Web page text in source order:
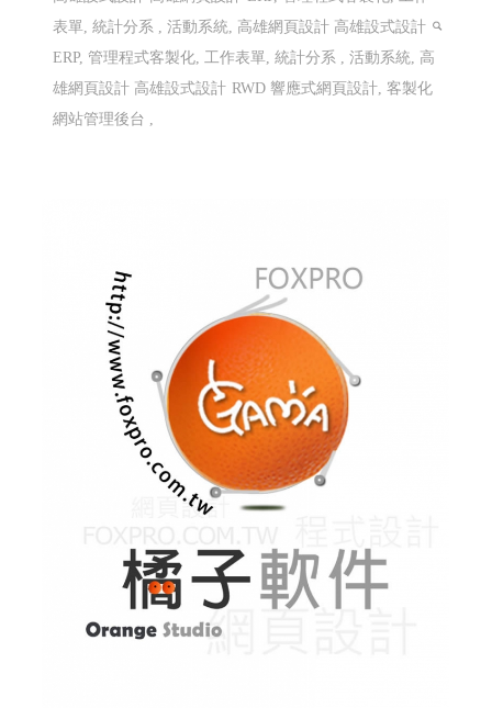
表單, 統計分系 , 活動系統, 高雄網頁設計 高雄設式設計
ERP, 管理程式客製化, 工作表單, 統計分系 , 活動系統, 高
雄網頁設計 高雄設式設計 RWD 響應式網頁設計, 客製化
網站管理後台 ,